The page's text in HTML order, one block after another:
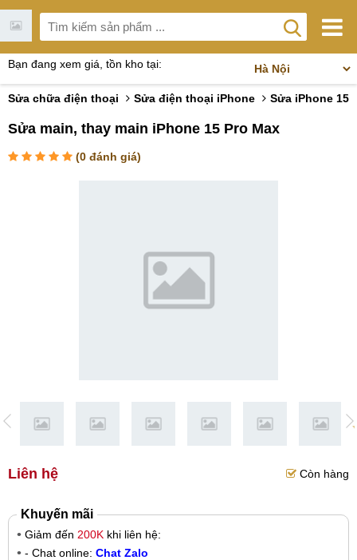
Bạn đang xem giá, tồn kho tại:
Sửa chữa điện thoại Sửa điện thoại iPhone Sửa iPhone 15
Sửa main, thay main iPhone 15 Pro Max
(0 đánh giá)
Liên hệ Còn hàng
Khuyến mãi
Giảm đến 200K khi liên hệ:
- Chat online: Chat Zalo